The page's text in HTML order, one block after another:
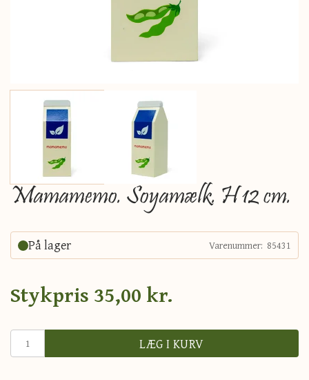
Mamamemo. Soyamælk. H 12 cm.
På lager Varenummer: 85431
Stykpris 35,00 kr.
LÆG I KURV